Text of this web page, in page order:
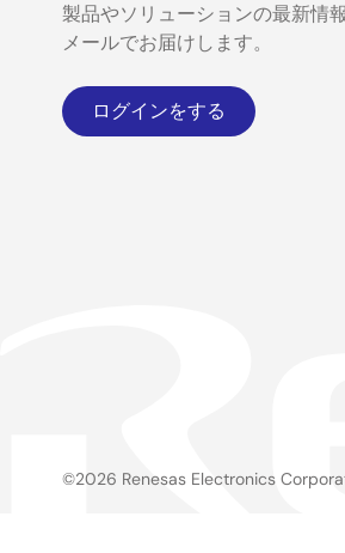
製品やソリューションの最新情
メールでお届けします。
ログインをする
©2026 Renesas Electronics